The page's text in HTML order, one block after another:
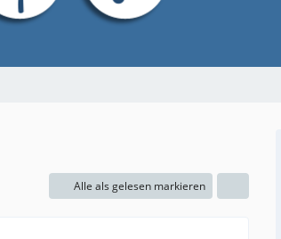
Alle als gelesen markieren